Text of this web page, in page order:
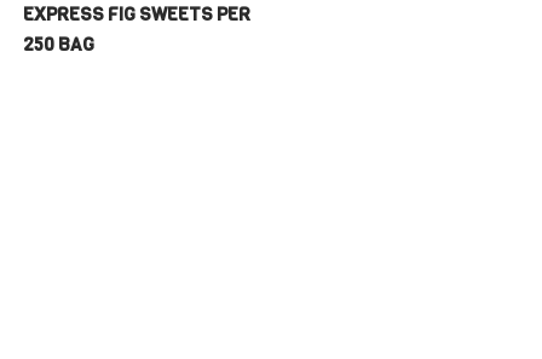
EXPRESS FIG SWEETS PER
250 BAG